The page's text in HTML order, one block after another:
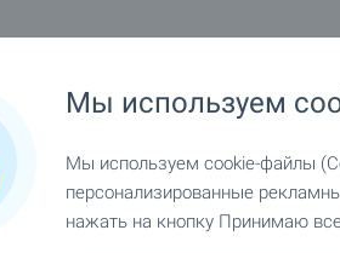
Мы используем
Мы используем cookie-файлы
персонализированные
нажать на кнопку Принимаю